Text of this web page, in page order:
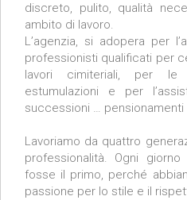
discreto, pulito, qualità
ambito di lavoro.
L’agenzia, si adopera per
professionisti qualificati per
lavori cimiteriali, per le
estumulazioni e per
successioni … pensionamenti
Lavoriamo da quattro
professionalità. Ogni
fosse il primo, perché
passione per lo stile e il